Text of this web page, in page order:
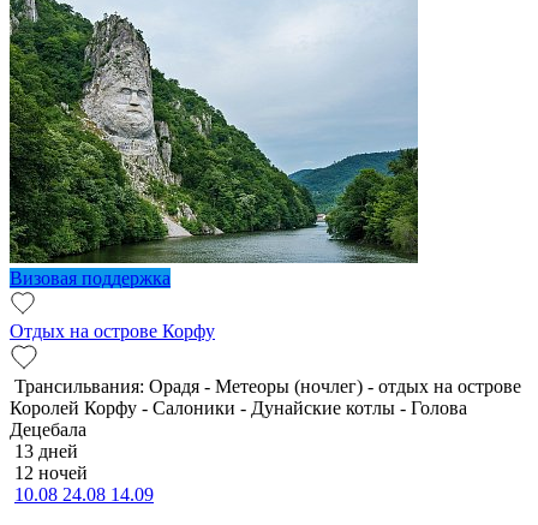
Визовая поддержка
Отдых на острове Корфу
Трансильвания: Орадя - Метеоры (ночлег) - отдых на острове
Королей Корфу - Салоники - Дунайские котлы - Голова
Децебала
13 дней
12 ночей
10.08 24.08 14.09